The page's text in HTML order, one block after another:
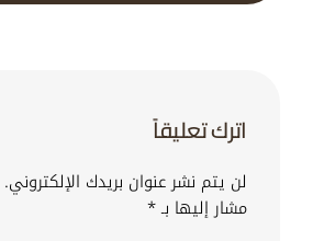
اترك تعليقاً
لن يتم نشر عنوان بريدك الإلكتروني.
مشار إليها بـ*